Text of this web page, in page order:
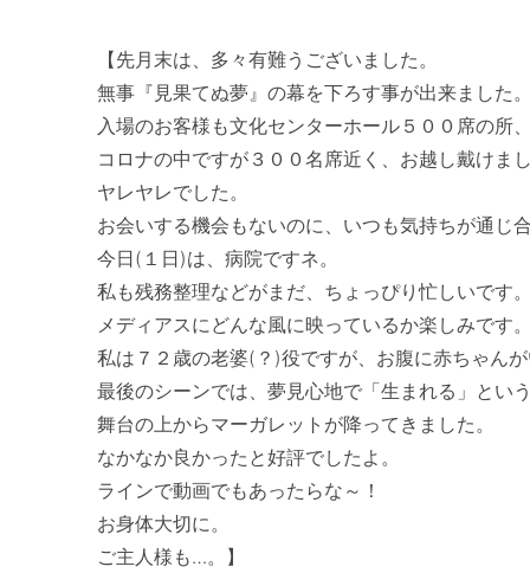
【先月末は、多々有難うございました。
無事『見果てぬ夢』の幕を下ろす事が出来ました
入場のお客様も文化センターホール５００席の所
コロナの中ですが３００名席近く、お越し戴けま
ヤレヤレでした。
お会いする機会もないのに、いつも気持ちが通じ
今日(１日)は、病院ですネ。
私も残務整理などがまだ、ちょっぴり忙しいです
メディアスにどんな風に映っているか楽しみです
私は７２歳の老婆(？)役ですが、お腹に赤ちゃ
最後のシーンでは、夢見心地で「生まれる」とい
舞台の上からマーガレットが降ってきました。
なかなか良かったと好評でしたよ。
ラインで動画でもあったらな～！
お身体大切に。
ご主人様も…。】